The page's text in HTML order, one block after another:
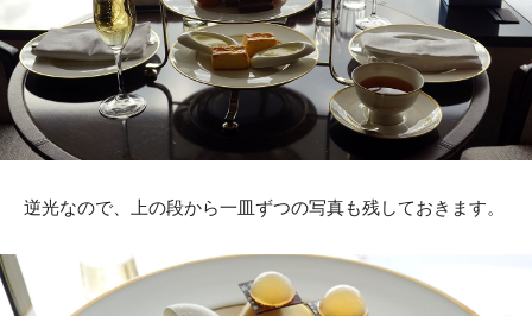
逆光なので、上の段から一皿ずつの写真も残しておきます。